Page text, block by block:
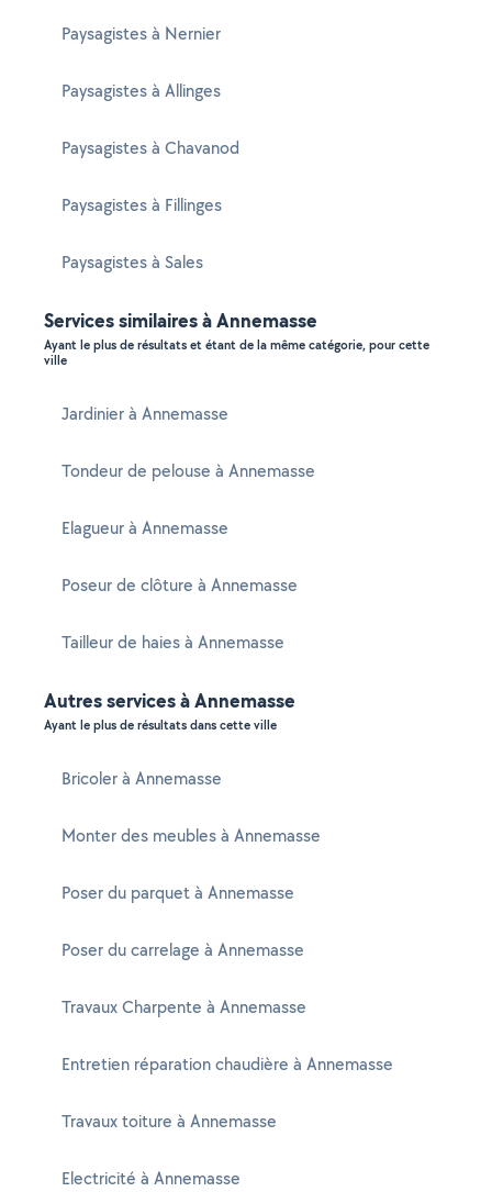
Paysagistes à Nernier
Paysagistes à Allinges
Paysagistes à Chavanod
Paysagistes à Fillinges
Paysagistes à Sales
Services similaires à Annemasse
Ayant le plus de résultats et étant de la même catégorie, pour cette
ville
Jardinier à Annemasse
Tondeur de pelouse à Annemasse
Elagueur à Annemasse
Poseur de clôture à Annemasse
Tailleur de haies à Annemasse
Autres services à Annemasse
Ayant le plus de résultats dans cette ville
Bricoler à Annemasse
Monter des meubles à Annemasse
Poser du parquet à Annemasse
Poser du carrelage à Annemasse
Travaux Charpente à Annemasse
Entretien réparation chaudière à Annemasse
Travaux toiture à Annemasse
Electricité à Annemasse